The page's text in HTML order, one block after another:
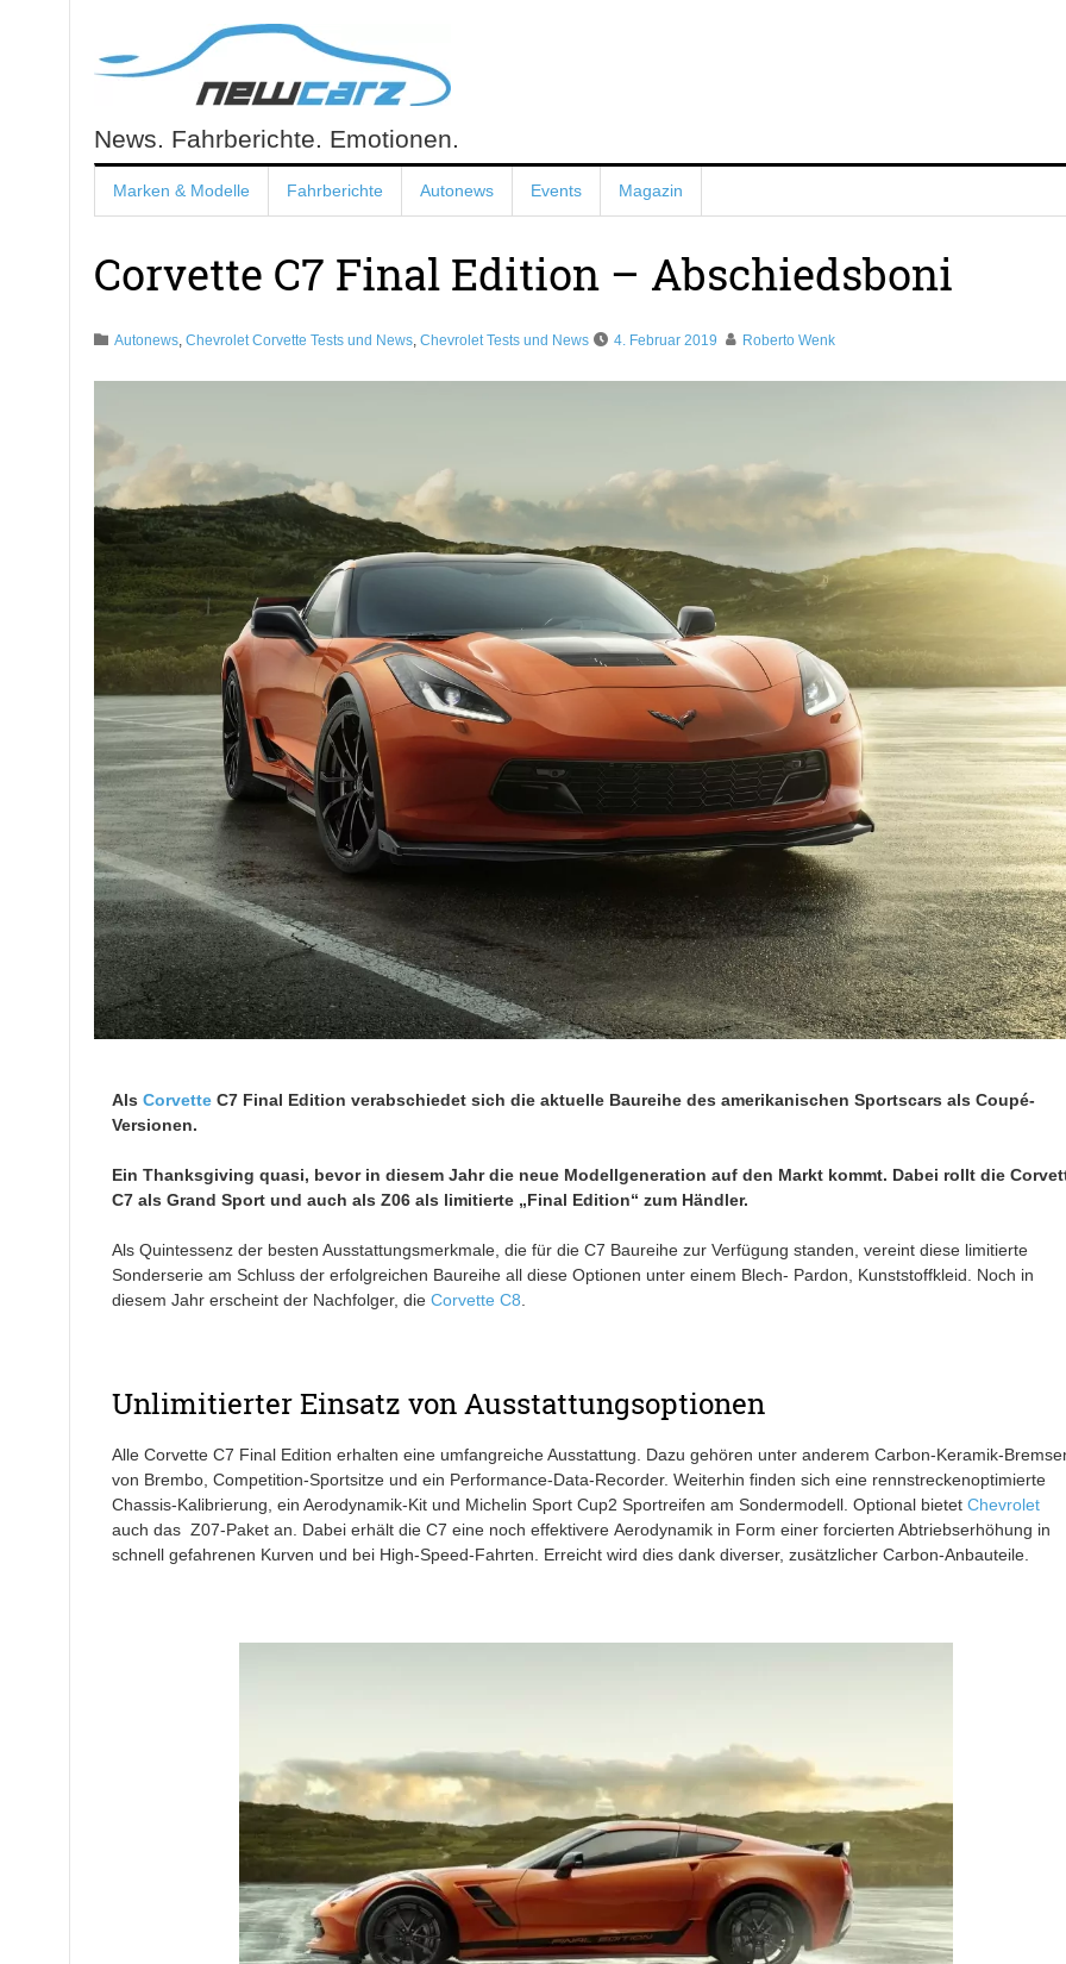
content
NewCarz.de
News. Fahrberichte. Emotionen.
Marken & Modelle Fahrberichte Autonews Events Magazin
Corvette C7 Final Edition – Abschiedsboni
Autonews, Chevrolet Corvette Tests und News, Chevrolet Tests und News 4. Februar 2019 Roberto Wenk
Als CorvetteC7 Final Edition verabschiedet sich die aktuelle Baureihe des amerikanischen Sportscars als Coupé-
Versionen.
Ein Thanksgiving quasi, bevor in diesem Jahr die neue Modellgeneration auf den Markt kommt. Dabei rollt die
C7 als Grand Sport und auch als Z06 als limitierte „Final Edition“ zum Händler.
Als Quintessenz der besten Ausstattungsmerkmale, die für die C7 Baureihe zur Verfügung standen, vereint diese limitierte
Sonderserie am Schluss der erfolgreichen Baureihe all diese Optionen unter einem Blech- Pardon, Kunststoffkleid. Noch in
diesem Jahr erscheint der Nachfolger, die Corvette C8
Unlimitierter Einsatz von Ausstattungsoptionen
Alle Corvette C7 Final Edition erhalten eine umfangreiche Ausstattung. Dazu gehören unter anderem Carbon-Keramik-
von Brembo, Competition-Sportsitze und ein Performance-Data-Recorder. Weiterhin finden sich eine rennstreckenoptimierte
Chassis-Kalibrierung, ein Aerodynamik-Kit und Michelin Sport Cup2 Sportreifen am Sondermodell. Optional bietet Chevrolet
auch das Z07-Paket an. Dabei erhält die C7 eine noch effektivere Aerodynamik in Form einer forcierten Abtriebserhöhung in
schnell gefahrenen Kurven und bei High-Speed-Fahrten. Erreicht wird dies dank diverser, zusätzlicher Carbon-Anbauteile.